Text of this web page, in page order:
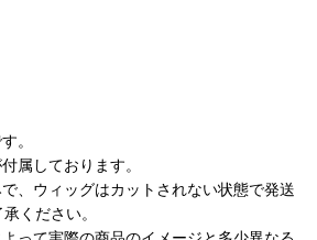
。
属しております。
、ウィッグはカットされない状態で発送
ください。